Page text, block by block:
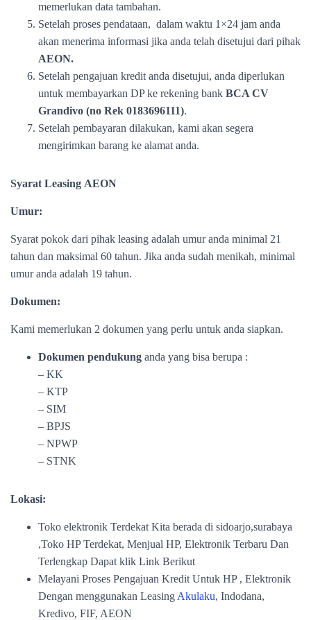
memerlukan data tambahan.
Setelah proses pendataan, dalam waktu 1×24 jam anda
akan menerima informasi jika anda telah disetujui dari pihak
AEON.
Setelah pengajuan kredit anda disetujui, anda diperlukan
untuk membayarkan DP ke rekening bank BCA CV
Grandivo (no Rek 0183696111).
Setelah pembayaran dilakukan, kami akan segera
mengirimkan barang ke alamat anda.
Syarat Leasing AEON
Umur:
Syarat pokok dari pihak leasing adalah umur anda minimal 21
tahun dan maksimal 60 tahun. Jika anda sudah menikah, minimal
umur anda adalah 19 tahun.
Dokumen:
Kami memerlukan 2 dokumen yang perlu untuk anda siapkan.
Dokumen pendukung anda yang bisa berupa :
– KK
– KTP
– SIM
– BPJS
– NPWP
– STNK
Lokasi:
Toko elektronik Terdekat Kita berada di sidoarjo,surabaya
,Toko HP Terdekat, Menjual HP, Elektronik Terbaru Dan
Terlengkap Dapat klik Link Berikut
Melayani Proses Pengajuan Kredit Untuk HP , Elektronik
Dengan menggunakan Leasing Akulaku, Indodana,
Kredivo, FIF, AEON